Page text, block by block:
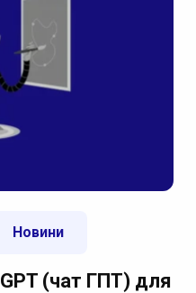
Новини
(чат ГПТ) для